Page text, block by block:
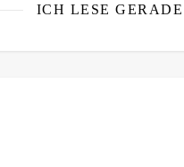
ICH LESE GERADE